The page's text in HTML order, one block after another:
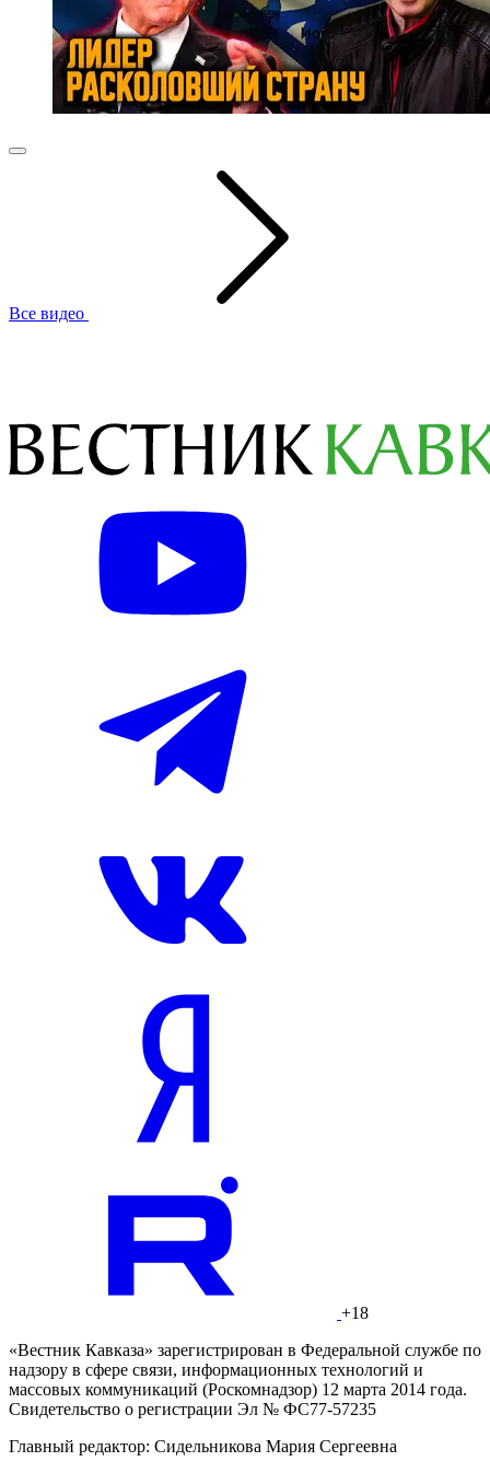
Все видео
+18
«Вестник Кавказа» зарегистрирован в Федеральной службе по
надзору в сфере связи, информационных технологий и
массовых коммуникаций (Роскомнадзор) 12 марта 2014 года.
Свидетельство о регистрации Эл № ФС77-57235
Главный редактор: Сидельникова Мария Сергеевна